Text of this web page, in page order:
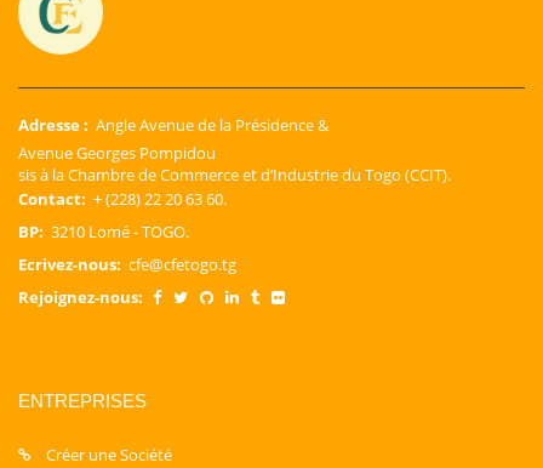
Adresse : Angle Avenue de la Présidence &
Avenue Georges Pompidou
sis à la Chambre de Commerce et d’Industrie du Togo (CCIT).
Contact: + (228) 22 20 63 60.
BP: 3210 Lomé - TOGO.
Ecrivez-nous: cfe@cfetogo.tg
Rejoignez-nous:
ENTREPRISES
Créer une Société